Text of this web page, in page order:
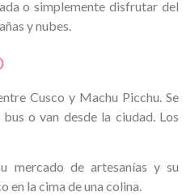
o simplemente disfrutar del
y nubes.
Cusco y Machu Picchu. Se
o van desde la ciudad. Los
mercado de artesanías y su
en la cima de una colina.